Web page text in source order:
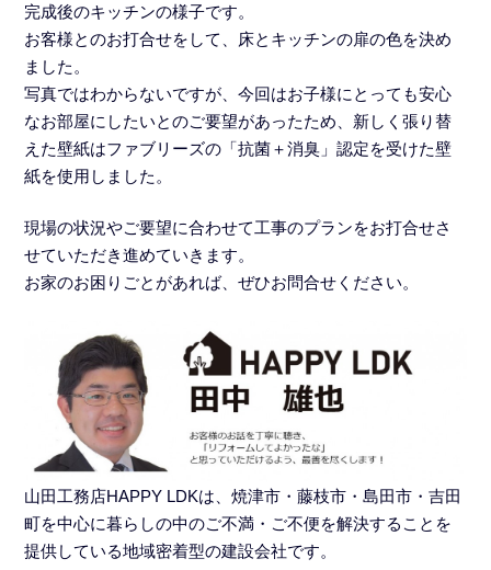
完成後のキッチンの様子です。
お客様とのお打合せをして、床とキッチンの扉の色を決め
ました。
写真ではわからないですが、今回はお子様にとっても安心
なお部屋にしたいとのご要望があったため、新しく張り替
えた壁紙はファブリーズの「抗菌＋消臭」認定を受けた壁
紙を使用しました。
現場の状況やご要望に合わせて工事のプランをお打合せさ
せていただき進めていきます。
お家のお困りごとがあれば、ぜひお問合せください。
山田工務店HAPPY LDKは、焼津市・藤枝市・島田市・吉田
町を中心に暮らしの中のご不満・ご不便を解決することを
提供している地域密着型の建設会社です。